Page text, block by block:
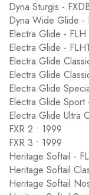
Dyna Sturgis -
Dyna Wide Glide -
Electra Glide - FLH
Electra Glide -
Electra Glide
Electra Glide
Electra Glide
Electra Glide Sport
Electra Glide Ultra
FXR 2 • 1999
FXR 3 • 1999
Heritage Softail -
Heritage Softail
Heritage Softail